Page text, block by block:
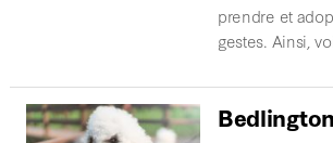
prendre et
gestes. Ainsi,